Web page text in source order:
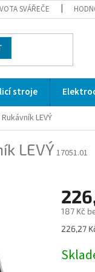
SVÁŘEČE
stroje
Rukávník LEVÝ
LEVÝ17051.01
187 Kč
Měrná
226,27